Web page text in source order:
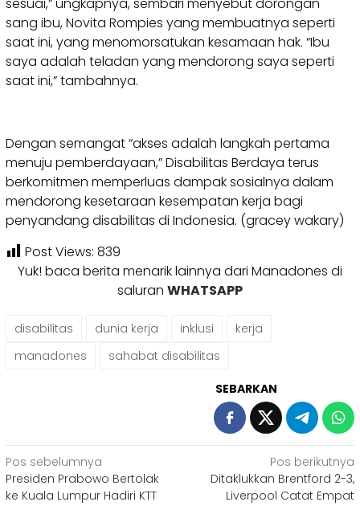
sang ibu, Novita Rompies yang membuatnya seperti
saat ini, yang menomorsatukan kesamaan hak. “Ibu
saya adalah teladan yang mendorong saya seperti
saat ini,” tambahnya.
Dengan semangat “akses adalah langkah pertama
menuju pemberdayaan,” Disabilitas Berdaya terus
berkomitmen memperluas dampak sosialnya dalam
mendorong kesetaraan kesempatan kerja bagi
penyandang disabilitas di Indonesia. (gracey wakary)
Post Views: 839
Yuk! baca berita menarik lainnya dari Manadones di
saluran WHATSAPP
disabilitas dunia kerja inklusi
kerja
manadones
sahabat disabilitas
SEBARKAN
Navigasi
pos
Pos sebelumnya
Presiden Prabowo Bertolak
ke Kuala Lumpur Hadiri KTT
Pos berikutnya
Ditaklukkan Brentford 2-3,
Liverpool Catat Empat